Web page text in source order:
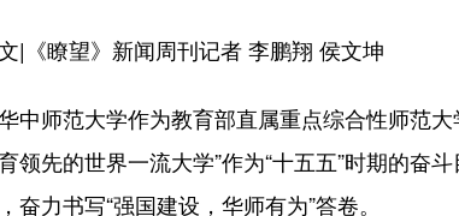
瞭望》新闻周刊记者李鹏翔 侯文坤
师范大学作为教育部直属重点综合性师范大
领先的世界一流大学”作为“十五五”时期的奋
奋力书写“强国建设，华师有为”答卷。